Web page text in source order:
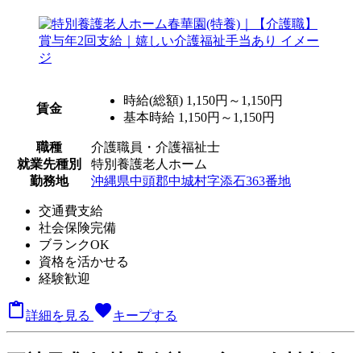
賃金
時給(総額) 1,150円～1,150円
基本時給 1,150円～1,150円
職種
介護職員・介護福祉士
就業先種別
特別養護老人ホーム
勤務地
沖縄県中頭郡中城村字添石363番地
交通費支給
社会保険完備
ブランクOK
資格を活かせる
経験歓迎
詳細を見る favoriteキープする